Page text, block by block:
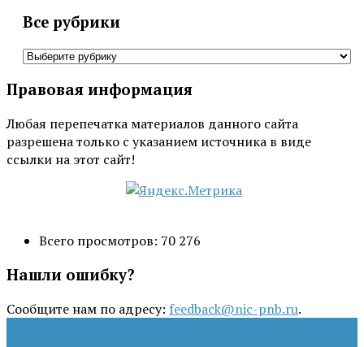
Все рубрики
Все
Правовая информация
Любая перепечатка материалов данного сайта
разрешена только с указанием источника в виде
ссылки на этот сайт!
Всего просмотров: 70 276
Нашли ошибку?
Сообщите нам по адресу: feedback@nic-pnb.ru.